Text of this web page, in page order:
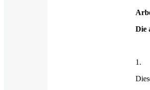
Die
1.